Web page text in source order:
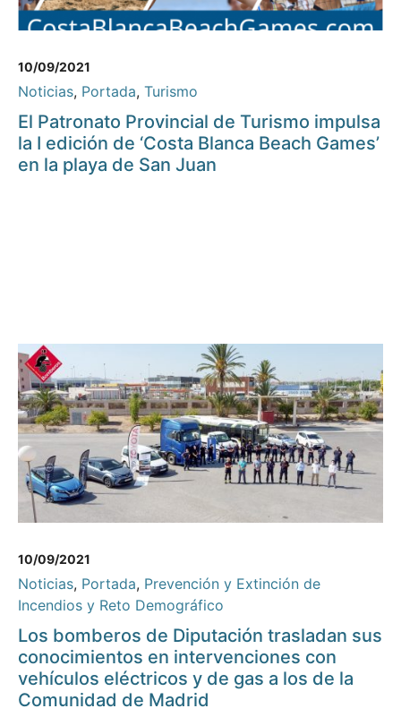
10/09/2021
Noticias, Portada, Turismo
El Patronato Provincial de Turismo impulsa
la I edición de ‘Costa Blanca Beach Games’
en la playa de San Juan
10/09/2021
Noticias, Portada, Prevención y Extinción de
Incendios y Reto Demográfico
Los bomberos de Diputación trasladan sus
conocimientos en intervenciones con
vehículos eléctricos y de gas a los de la
Comunidad de Madrid